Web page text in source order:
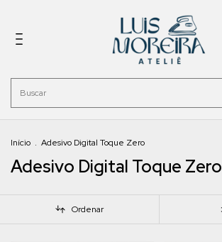
Início . Adesivo Digital Toque Zero
Adesivo Digital Toque Zero
Ordenar